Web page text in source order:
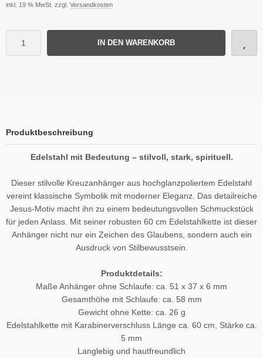
inkl. 19 % MwSt. zzgl. Versandkosten
IN DEN WARENKORB
Produktbeschreibung
Edelstahl mit Bedeutung – stilvoll, stark, spirituell.
Dieser stilvolle Kreuzanhänger aus hochglanzpoliertem Edelstahl
vereint klassische Symbolik mit moderner Eleganz. Das detailreiche
Jesus-Motiv macht ihn zu einem bedeutungsvollen Schmuckstück
für jeden Anlass. Mit seiner robusten 60 cm Edelstahlkette ist dieser
Anhänger nicht nur ein Zeichen des Glaubens, sondern auch ein
Ausdruck von Stilbewusstsein.
Produktdetails:
Maße Anhänger ohne Schlaufe: ca. 51 x 37 x 6 mm
Gesamthöhe mit Schlaufe: ca. 58 mm
Gewicht ohne Kette: ca. 26 g
Edelstahlkette mit Karabinerverschluss Länge ca. 60 cm, Stärke ca.
5 mm
Langlebig und hautfreundlich